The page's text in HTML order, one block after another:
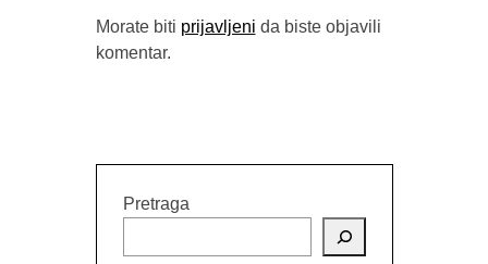
Morate biti prijavljeni da biste objavili
komentar.
Pretraga